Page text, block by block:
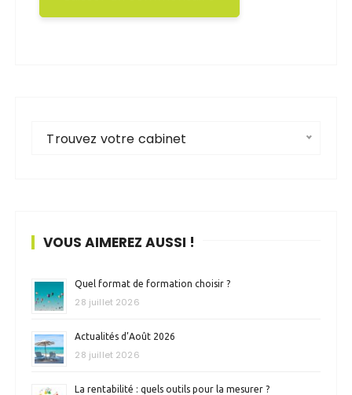
Trouvez votre cabinet
VOUS AIMEREZ AUSSI !
Quel format de formation choisir ?
28 juillet 2026
Actualités d’Août 2026
28 juillet 2026
La rentabilité : quels outils pour la mesurer ?